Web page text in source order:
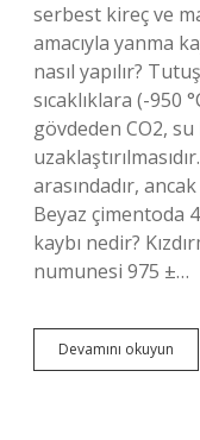
serbest kireç ve
amacıyla yanma
nasıl yapılır?
sıcaklıklara (-950
gövdeden CO2, su
arasındadır,
Beyaz çimentoda
kaybı nedir?
numunesi 975 ±…
Devamını okuyun
Kaybı